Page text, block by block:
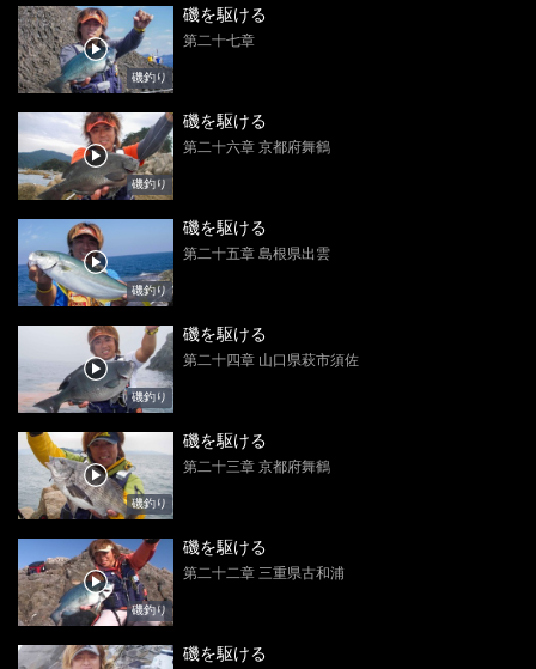
磯釣り
磯を駆ける
第二十七章
磯釣り
磯を駆ける
第二十六章 京都府舞鶴
磯釣り
磯を駆ける
第二十五章 島根県出雲
磯釣り
磯を駆ける
第二十四章 山口県萩市須佐
磯釣り
磯を駆ける
第二十三章 京都府舞鶴
磯釣り
磯を駆ける
第二十二章 三重県古和浦
磯を駆ける